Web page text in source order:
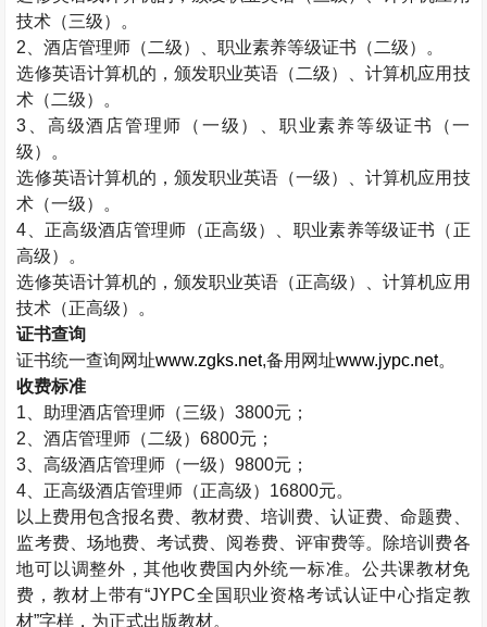
技术（三级）。
2 、酒店管理师（二级）、职业素养等级证书（二级）。
选修英语计算机的，颁发职业英语（二级）、计算机应用技
术（二级）。
3 、高级酒店管理师（一级）、职业素养等级证书（一
级）。
选修英语计算机的，颁发职业英语（一级）、计算机应用技
术（一级）。
4 、正高级酒店管理师（正高级）、职业素养等级证书（正
高级）。
选修英语计算机的，颁发职业英语（正高级）、计算机应用
技术（正高级）。
证书查询
证书统一查询网址www.zgks.net,备用网址www.jypc.net。
收费标准
1 、助理酒店管理师（三级）3800元；
2 、酒店管理师（二级）6800元；
3 、高级酒店管理师（一级）9800元；
4 、正高级酒店管理师（正高级） 16800元。
以上费用包含报名费、教材费、培训费、认证费、命题费、
监考费、场地费、考试费、阅卷费、评审费等。除培训费各
地可以调整外，其他收费国内外统一标准。公共课教材免
费，教材上带有“JYPC全国职业资格考试认证中心指定教
材”字样，为正式出版教材。